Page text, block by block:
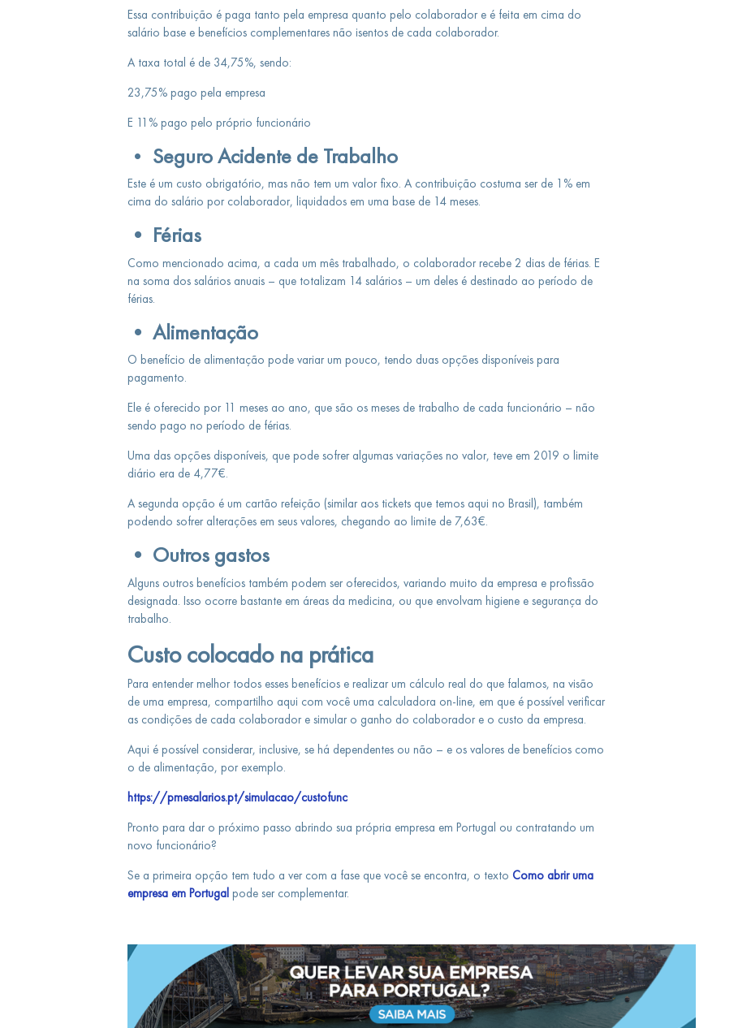
Essa contribuição é paga tanto pela empresa quanto pelo colaborador e é feita em cima do
salário base e benefícios complementares não isentos de cada colaborador.
A taxa total é de 34,75%, sendo:
23,75% pago pela empresa
E 11% pago pelo próprio funcionário
• Seguro Acidente de Trabalho
Este é um custo obrigatório, mas não tem um valor fixo. A contribuição costuma ser de 1% em
cima do salário por colaborador, liquidados em uma base de 14 meses.
• Férias
Como mencionado acima, a cada um mês trabalhado, o colaborador recebe 2 dias de férias. E
na soma dos salários anuais – que totalizam 14 salários – um deles é destinado ao período de
férias.
• Alimentação
O benefício de alimentação pode variar um pouco, tendo duas opções disponíveis para
pagamento.
Ele é oferecido por 11 meses ao ano, que são os meses de trabalho de cada funcionário – não
sendo pago no período de férias.
Uma das opções disponíveis, que pode sofrer algumas variações no valor, teve em 2019 o limite
diário era de 4,77€.
A segunda opção é um cartão refeição (similar aos tickets que temos aqui no Brasil), também
podendo sofrer alterações em seus valores, chegando ao limite de 7,63€.
• Outros gastos
Alguns outros benefícios também podem ser oferecidos, variando muito da empresa e profissão
designada. Isso ocorre bastante em áreas da medicina, ou que envolvam higiene e segurança do
trabalho.
Custo colocado na prática
Para entender melhor todos esses benefícios e realizar um cálculo real do que falamos, na visão
de uma empresa, compartilho aqui com você uma calculadora on-line, em que é possível verificar
as condições de cada colaborador e simular o ganho do colaborador e o custo da empresa.
Aqui é possível considerar, inclusive, se há dependentes ou não – e os valores de benefícios como
o de alimentação, por exemplo.
https://pmesalarios.pt/simulacao/custofunc
Pronto para dar o próximo passo abrindo sua própria empresa em Portugal ou contratando um
novo funcionário?
Se a primeira opção tem tudo a ver com a fase que você se encontra, o texto Como abrir uma
empresa em Portugal pode ser complementar.